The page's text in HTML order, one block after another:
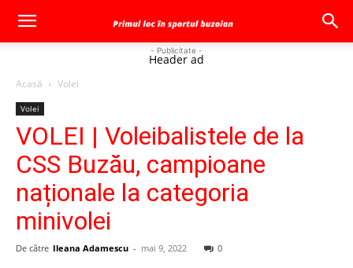
- Publicitate -
Header ad
Acasă Volei
Volei
VOLEI | Voleibalistele de la
CSS Buzău, campioane
naționale la categoria
minivolei
De către Ileana Adamescu - mai 9, 2022 0